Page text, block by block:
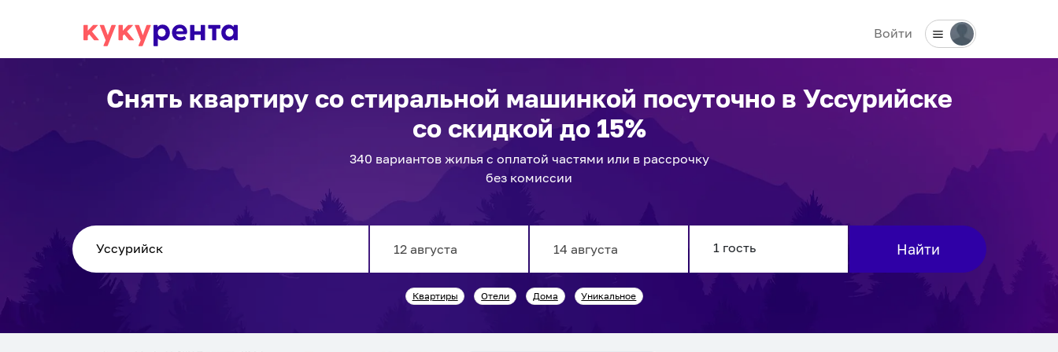
Войти
Снять квартиру со стиральной машинкой посуточно в Уссурийске
со скидкой до 15%
340 вариантовжилья с оплатой частями или в рассрочку
без комиссии
forward
interact
backward
interact
Найти
Квартиры Отели Дома Уникальное